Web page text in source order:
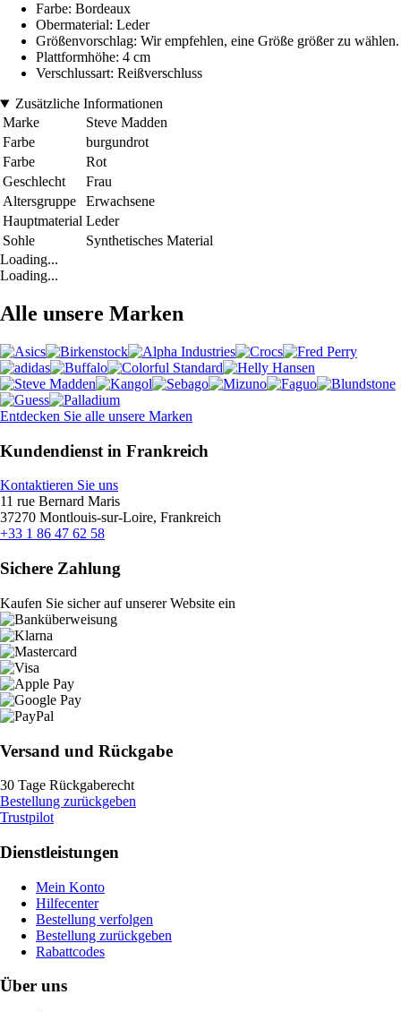
Farbe: Bordeaux
Obermaterial: Leder
Größenvorschlag: Wir empfehlen, eine Größe größer zu wählen.
Plattformhöhe: 4 cm
Verschlussart: Reißverschluss
Zusätzliche Informationen
Marke
Steve Madden
Farbe
burgundrot
Farbe
Rot
Geschlecht
Frau
Altersgruppe
Erwachsene
Hauptmaterial Leder
Sohle
Synthetisches Material
Loading...
Loading...
Alle unsere Marken
Entdecken Sie alle unsere Marken
Kundendienst in Frankreich
Kontaktieren Sie uns
11 rue Bernard Maris
37270 Montlouis-sur-Loire, Frankreich
+33 1 86 47 62 58
Sichere Zahlung
Kaufen Sie sicher auf unserer Website ein
Versand und Rückgabe
30 Tage Rückgaberecht
Bestellung zurückgeben
Trustpilot
Dienstleistungen
Mein Konto
Hilfecenter
Bestellung verfolgen
Bestellung zurückgeben
Rabattcodes
Über uns